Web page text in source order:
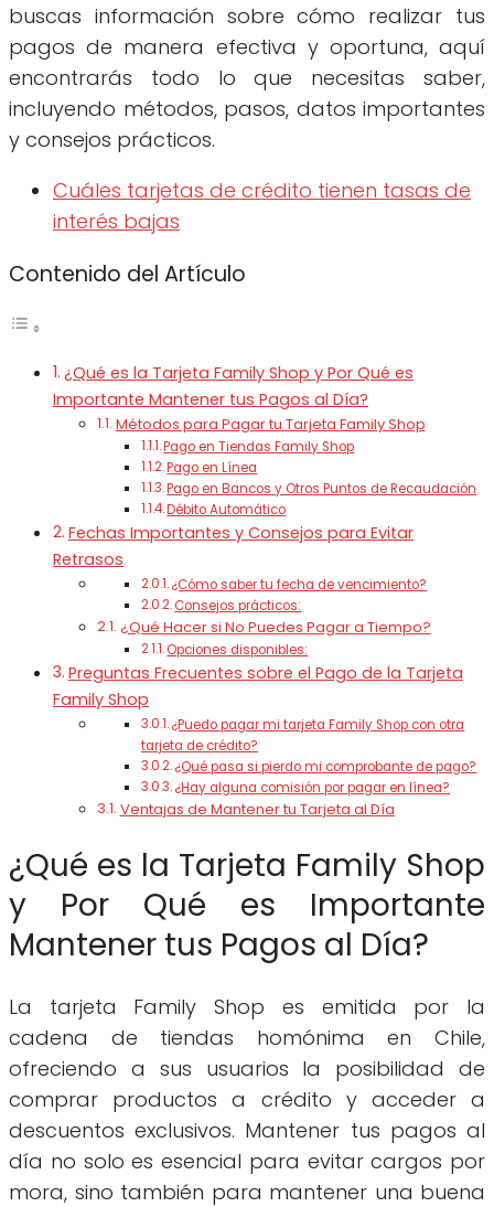
buscas información sobre cómo realizar tus
pagos de manera efectiva y oportuna, aquí
encontrarás todo lo que necesitas saber,
incluyendo métodos, pasos, datos importantes
y consejos prácticos.
Cuáles tarjetas de crédito tienen tasas de
interés bajas
Contenido del Artículo
¿Qué es la Tarjeta Family Shop y Por Qué es
Importante Mantener tus Pagos al Día?
Métodos para Pagar tu Tarjeta Family Shop
Pago en Tiendas Family Shop
Pago en Línea
Pago en Bancos y Otros Puntos de Recaudación
Débito Automático
Fechas Importantes y Consejos para Evitar
Retrasos
¿Cómo saber tu fecha de vencimiento?
Consejos prácticos:
¿Qué Hacer si No Puedes Pagar a Tiempo?
Opciones disponibles:
Preguntas Frecuentes sobre el Pago de la Tarjeta
Family Shop
¿Puedo pagar mi tarjeta Family Shop con otra
tarjeta de crédito?
¿Qué pasa si pierdo mi comprobante de pago?
¿Hay alguna comisión por pagar en línea?
Ventajas de Mantener tu Tarjeta al Día
¿Qué es la Tarjeta Family Shop
y Por Qué es Importante
Mantener tus Pagos al Día?
La tarjeta Family Shop es emitida por la
cadena de tiendas homónima en Chile,
ofreciendo a sus usuarios la posibilidad de
comprar productos a crédito y acceder a
descuentos exclusivos. Mantener tus pagos al
día no solo es esencial para evitar cargos por
mora, sino también para mantener una buena